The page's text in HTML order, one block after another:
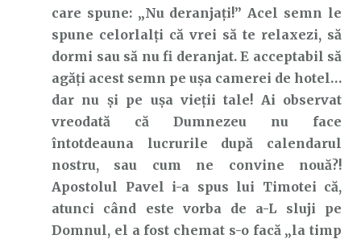
care spune: „Nu deranjați!” Acel semn le
spune celorlalți că vrei să te relaxezi, să
dormi sau să nu fi deranjat. E acceptabil să
agăți acest semn pe ușa camerei de hotel…
dar nu și pe ușa vieții tale! Ai observat
vreodată că Dumnezeu nu face
întotdeauna lucrurile după calendarul
nostru, sau cum ne convine nouă?!
Apostolul Pavel i-a spus lui Timotei că,
atunci când este vorba de a-L sluji pe
Domnul, el a fost chemat s-o facă „la timp